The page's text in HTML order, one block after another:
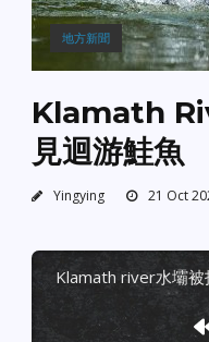
地方新聞
Klamath
見迴游鮭魚
Yingying 21 Oct
klamath river水壩